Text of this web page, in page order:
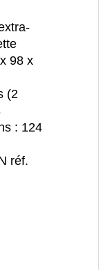
98 x
(2
: 124
réf.